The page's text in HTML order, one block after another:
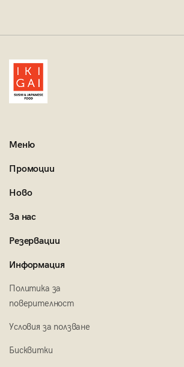
Меню
Промоции
Ново
За нас
Резервации
Информация
Политика за
поверителност
Условия за ползване
Бисквитки